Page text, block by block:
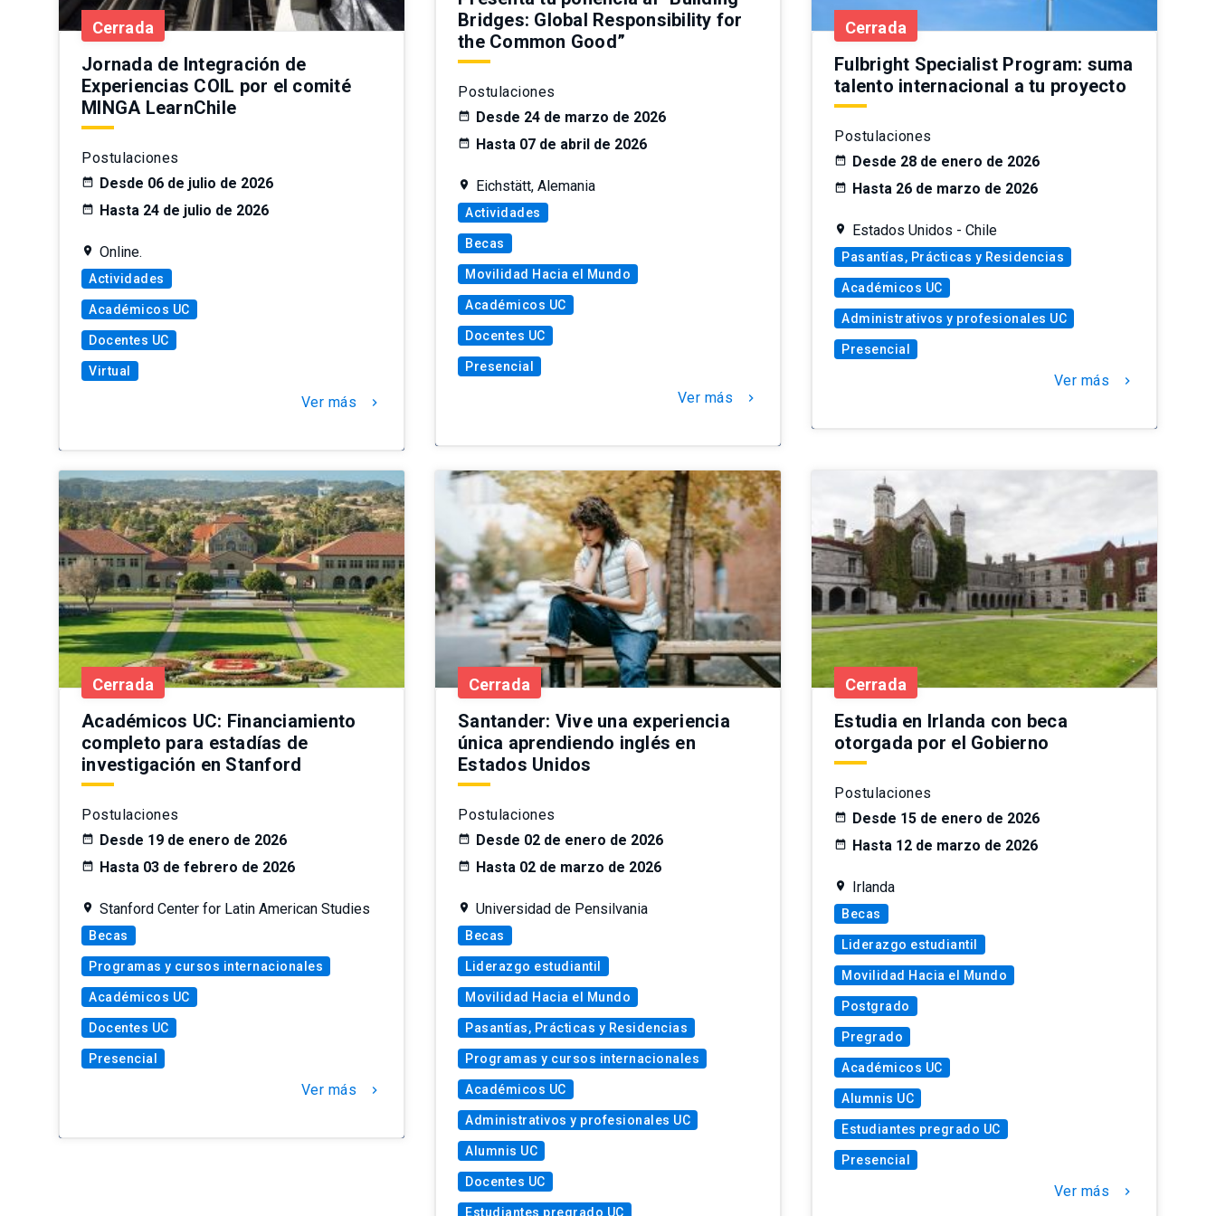
Cerrada
Jornada de Integración de
Experiencias COIL por el comité
MINGA LearnChile
Postulaciones
Desde 06 de julio de 2026
Hasta 24 de julio de 2026
Online.
Actividades
Académicos UC
Docentes UC
Virtual
Ver más chevron_right
Bridges: Global Responsibility for
the Common Good”
Postulaciones
Desde 24 de marzo de 2026
Hasta 07 de abril de 2026
Eichstätt, Alemania
Actividades
Becas
Movilidad Hacia el Mundo
Académicos UC
Docentes UC
Presencial
Ver más chevron_right
Cerrada
Fulbright Specialist Program: suma
talento internacional a tu proyecto
Postulaciones
Desde 28 de enero de 2026
Hasta 26 de marzo de 2026
Estados Unidos - Chile
Pasantías, Prácticas y Residencias
Académicos UC
Administrativos y profesionales UC
Presencial
Ver más chevron_right
Cerrada
Académicos UC: Financiamiento
completo para estadías de
investigación en Stanford
Postulaciones
Desde 19 de enero de 2026
Hasta 03 de febrero de 2026
Stanford Center for Latin American Studies
Becas
Programas y cursos internacionales
Académicos UC
Docentes UC
Presencial
Ver más chevron_right
Cerrada
Santander: Vive una experiencia
única aprendiendo inglés en
Estados Unidos
Postulaciones
Desde 02 de enero de 2026
Hasta 02 de marzo de 2026
Universidad de Pensilvania
Becas
Liderazgo estudiantil
Movilidad Hacia el Mundo
Pasantías, Prácticas y Residencias
Programas y cursos internacionales
Académicos UC
Administrativos y profesionales UC
Alumnis UC
Docentes UC
Estudiantes pregrado UC
Cerrada
Estudia en Irlanda con beca
otorgada por el Gobierno
Postulaciones
Desde 15 de enero de 2026
Hasta 12 de marzo de 2026
Irlanda
Becas
Liderazgo estudiantil
Movilidad Hacia el Mundo
Postgrado
Pregrado
Académicos UC
Alumnis UC
Estudiantes pregrado UC
Presencial
Ver más chevron_right